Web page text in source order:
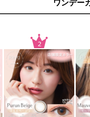
ワンデー